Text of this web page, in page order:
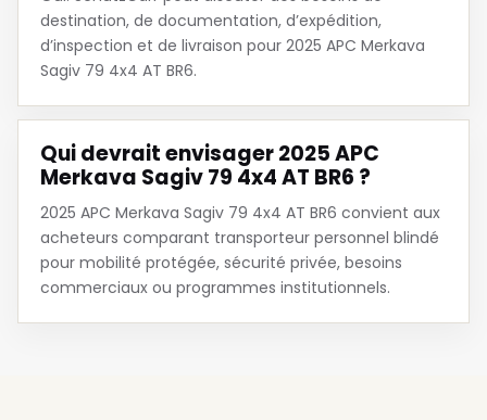
destination, de documentation, d’expédition,
d’inspection et de livraison pour 2025 APC Merkava
Sagiv 79 4x4 AT BR6.
Qui devrait envisager 2025 APC
Merkava Sagiv 79 4x4 AT BR6 ?
2025 APC Merkava Sagiv 79 4x4 AT BR6 convient aux
acheteurs comparant transporteur personnel blindé
pour mobilité protégée, sécurité privée, besoins
commerciaux ou programmes institutionnels.